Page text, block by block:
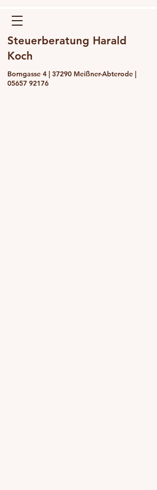
Steuerberatung Harald
Koch
Borngasse 4 | 37290 Meißner-Abterode |
05657 92176